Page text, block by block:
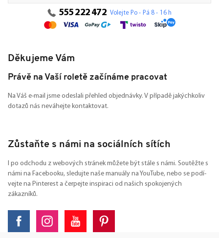
555 222 472 Volejte Po - Pá 8 - 16 h
Děkujeme Vám
Právě na Vaší roletě začínáme pracovat
Na Váš e-mail jsme odeslali přehled objednávky. V případě jakýchkoliv
dotazů nás neváhejte kontaktovat.
Zůstaňte s námi na sociálních sítích
I po odchodu z webových stránek můžete být stále s námi. Soutěžte s
námi na Facebooku, sledujte naše manuály na YouTube, nebo se podí-
vejte na Pinterest a čerpejte inspiraci od našich spokojených
zákazníků.